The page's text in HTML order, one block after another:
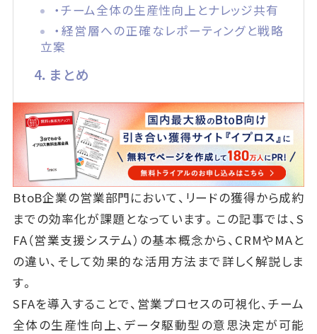
・チーム全体の生産性向上とナレッジ共有
・経営層への正確なレポーティングと戦略
立案
4．まとめ
BtoB企業の営業部門において、リードの獲得から成約
までの効率化が課題となっています。この記事では、S
FA（営業支援システム）の基本概念から、CRMやMAと
の違い、そして効果的な活用方法まで詳しく解説しま
す。
SFAを導入することで、営業プロセスの可視化、チーム
全体の生産性向上、データ駆動型の意思決定が可能